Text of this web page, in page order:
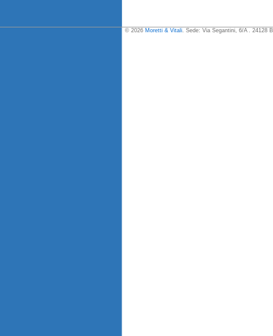
© 2026 Moretti & Vitali. Sede: Via Segantini, 6/A . 24128